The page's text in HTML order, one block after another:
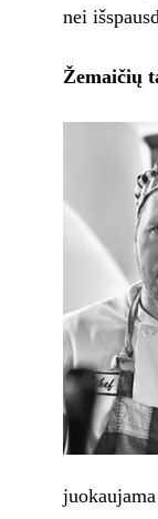
nei
Žemaičių